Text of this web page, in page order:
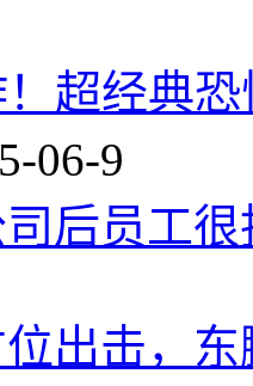
超经典
06-9
后员工
出击，